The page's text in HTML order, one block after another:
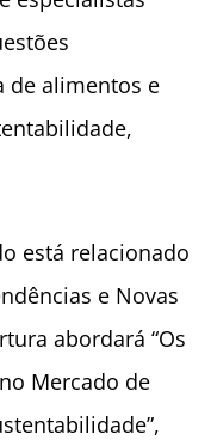
de alimentos e
está relacionado
e Novas
abordará “Os
Mercado de